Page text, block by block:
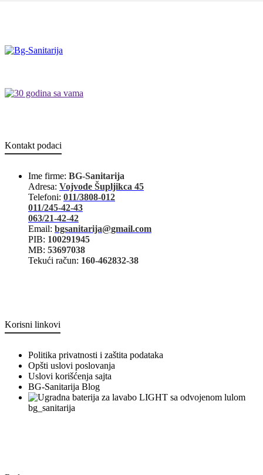
Kontakt podaci
Ime firme: BG-Sanitarija
Adresa: Vojvode Šupljikca 45
Telefoni: 011/3808-012
011/245-42-43
063/21-42-42
Email: bgsanitarija@gmail.com
PIB: 100291945
MB: 53697038
Tekući račun: 160-462832-38
Korisni linkovi
Politika privatnosti i zaštita podataka
Opšti uslovi poslovanja
Uslovi korišćenja sajta
BG-Sanitarija Blog
bg_sanitarija